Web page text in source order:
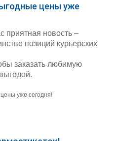
цены уже
приятная новость –
позиций курьерских
заказать любимую